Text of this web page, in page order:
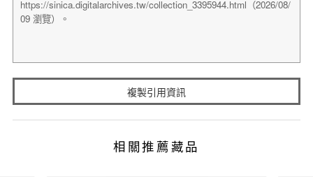
複製引用資訊
相關推薦藏品